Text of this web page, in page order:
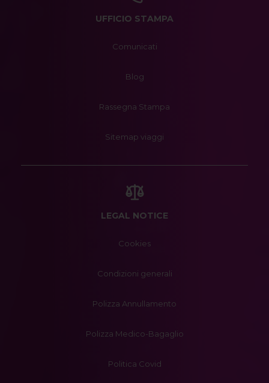
UFFICIO STAMPA
Comunicati
Blog
Rassegna Stampa
Sitemap viaggi
LEGAL NOTICE
Cookies
Condizioni generali
Polizza Annullamento
Polizza Medico-Bagaglio
Politica Covid